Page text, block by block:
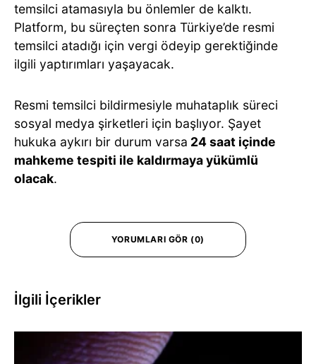
temsilci atamasıyla bu önlemler de kalktı.
Platform, bu süreçten sonra Türkiye’de resmi
temsilci atadığı için vergi ödeyip gerektiğinde
ilgili yaptırımları yaşayacak.
Resmi temsilci bildirmesiyle muhataplık süreci
sosyal medya şirketleri için başlıyor. Şayet
hukuka aykırı bir durum varsa 24 saat içinde
mahkeme tespiti ile kaldırmaya yükümlü
olacak.
YORUMLARI GÖR (0)
İlgili İçerikler